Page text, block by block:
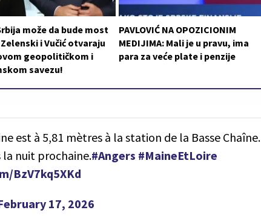
može da bude most
i Vučić otvaraju
geopolitičkom i
savezu!
PAVLOVIĆ NA OPOZICIONIM
MEDIJIMA: Mali je u pravu, ima
para za veće plate i penzije
est à 5,81 mètres à la station de la Basse Chaîne.
la nuit prochaine.#Angers #MaineEtLoire
BzV7kq5XKd
17, 2026